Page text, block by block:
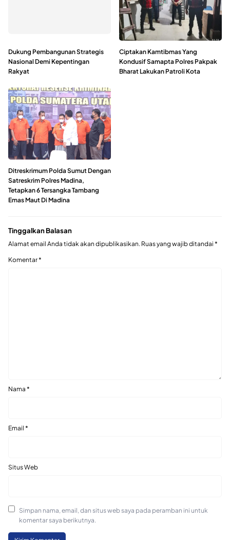
Dukung Pembangunan Strategis
Nasional Demi Kepentingan
Rakyat
Ciptakan Kamtibmas Yang
Kondusif Samapta Polres Pakpak
Bharat Lakukan Patroli Kota
Ditreskrimum Polda Sumut Dengan
Satreskrim Polres Madina,
Tetapkan 6 Tersangka Tambang
Emas Maut Di Madina
Tinggalkan Balasan
Alamat email Anda tidak akan dipublikasikan. Ruas yang wajib ditandai *
Komentar*
Nama *
Email *
Situs Web
Simpan nama, email, dan situs web saya pada peramban ini untuk
komentar saya berikutnya.